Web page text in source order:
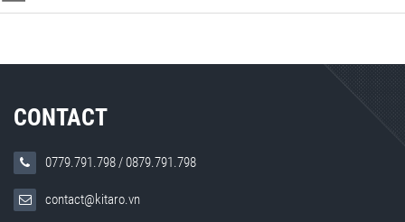
CONTACT
0779.791.798/0879.791.798
contact@kitaro.vn